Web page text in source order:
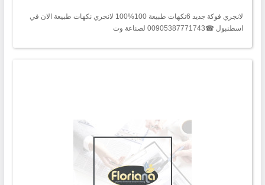
لانجري فوكة جديد 6نكهات طبيعة 100%100 لانجري نكهات طبيعة الان في
اسطنبول ☎00905387771743 لصناعة وت